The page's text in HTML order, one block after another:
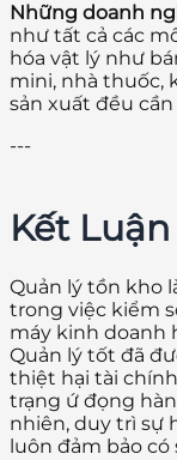
Những doanh
như tất cả các
hóa vật lý như
mini, nhà thuốc,
sản xuất đều
---
Kết Luận
Quản lý tồn kho
trong việc kiểm
máy kinh doanh
Quản lý tốt đã
thiệt hại tài
trạng ứ đọng
nhiên, duy trì sự
luôn đảm bảo có